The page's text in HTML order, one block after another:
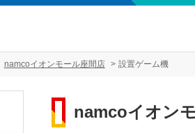
namcoイオンモール座間店 設置ゲーム機
namcoイオン